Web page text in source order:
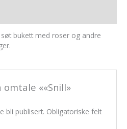
bukett med roser og andre
««Snill»
bli publisert. Obligatoriske felt